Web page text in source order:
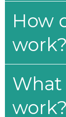
How
work?
What
work?